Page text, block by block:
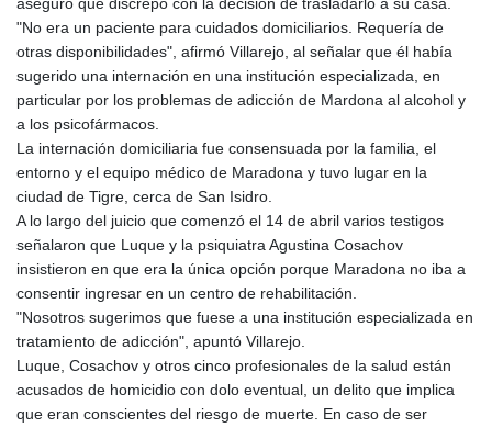
GYD 209.07221
HKD 7.84385
HNL 26.859934
HRK 6.521596
HUF 312.767017
IDR 17887
IMP 0.743223
INR 95.080203
IQD 1310.5
1374800.000116
JEP 0.743223
JMD 158.828319
JOD 0.708988
"No era un paciente para cuidados domiciliarios. Requería de
otras disponibilidades", afirmó Villarejo, al señalar que él había
sugerido una internación en una institución especializada, en
particular por los problemas de adicción de Mardona al alcohol y
a los psicofármacos.
La internación domiciliaria fue consensuada por la familia, el
entorno y el equipo médico de Maradona y tuvo lugar en la
ciudad de Tigre, cerca de San Isidro.
A lo largo del juicio que comenzó el 14 de abril varios testigos
señalaron que Luque y la psiquiatra Agustina Cosachov
insistieron en que era la única opción porque Maradona no iba a
consentir ingresar en un centro de rehabilitación.
"Nosotros sugerimos que fuese a una institución especializada en
tratamiento de adicción", apuntó Villarejo.
Luque, Cosachov y otros cinco profesionales de la salud están
acusados de homicidio con dolo eventual, un delito que implica
que eran conscientes del riesgo de muerte. En caso de ser